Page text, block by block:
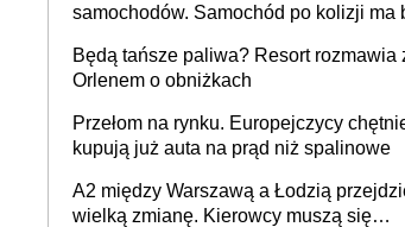
samochodów. Samochód po kolizji ma
technologią producenta
Będą tańsze paliwa? Resort rozmawia
Orlenem o obniżkach
Przełom na rynku. Europejczycy
kupują już auta na prąd niż spalinowe
A2 między Warszawą a Łodzią
wielką zmianę. Kierowcy muszą się